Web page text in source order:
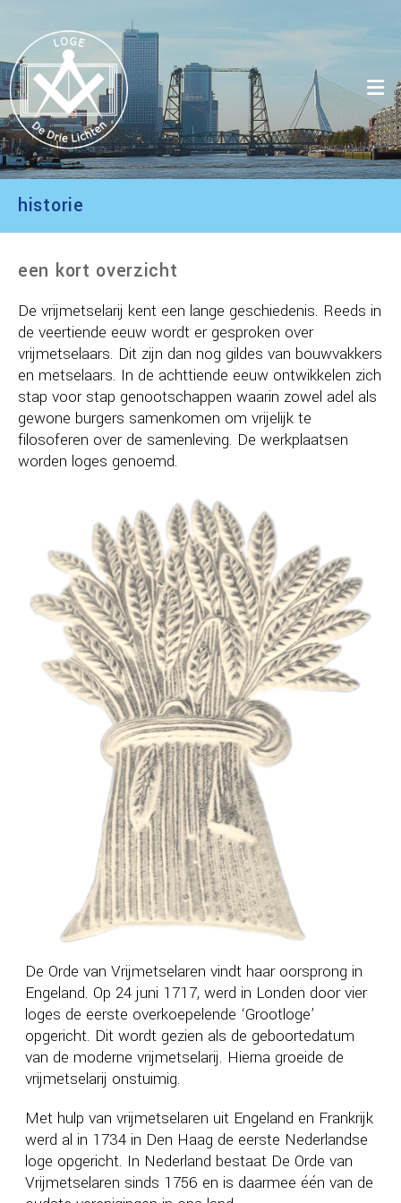
inhoud
historie
een kort overzicht
De vrijmetselarij kent een lange geschiedenis. Reeds in
de veertiende eeuw wordt er gesproken over
vrijmetselaars. Dit zijn dan nog gildes van bouwvakkers
en metselaars. In de achttiende eeuw ontwikkelen zich
stap voor stap genootschappen waarin zowel adel als
gewone burgers samenkomen om vrijelijk te
filosoferen over de samenleving. De werkplaatsen
worden loges genoemd.
De Orde van Vrijmetselaren vindt haar oorsprong in
Engeland. Op 24 juni 1717, werd in Londen door vier
loges de eerste overkoepelende ‘Grootloge’
opgericht. Dit wordt gezien als de geboortedatum
van de moderne vrijmetselarij. Hierna groeide de
vrijmetselarij onstuimig.
Met hulp van vrijmetselaren uit Engeland en Frankrijk
werd al in 1734 in Den Haag de eerste Nederlandse
loge opgericht. In Nederland bestaat De Orde van
Vrijmetselaren sinds 1756 en is daarmee één van de